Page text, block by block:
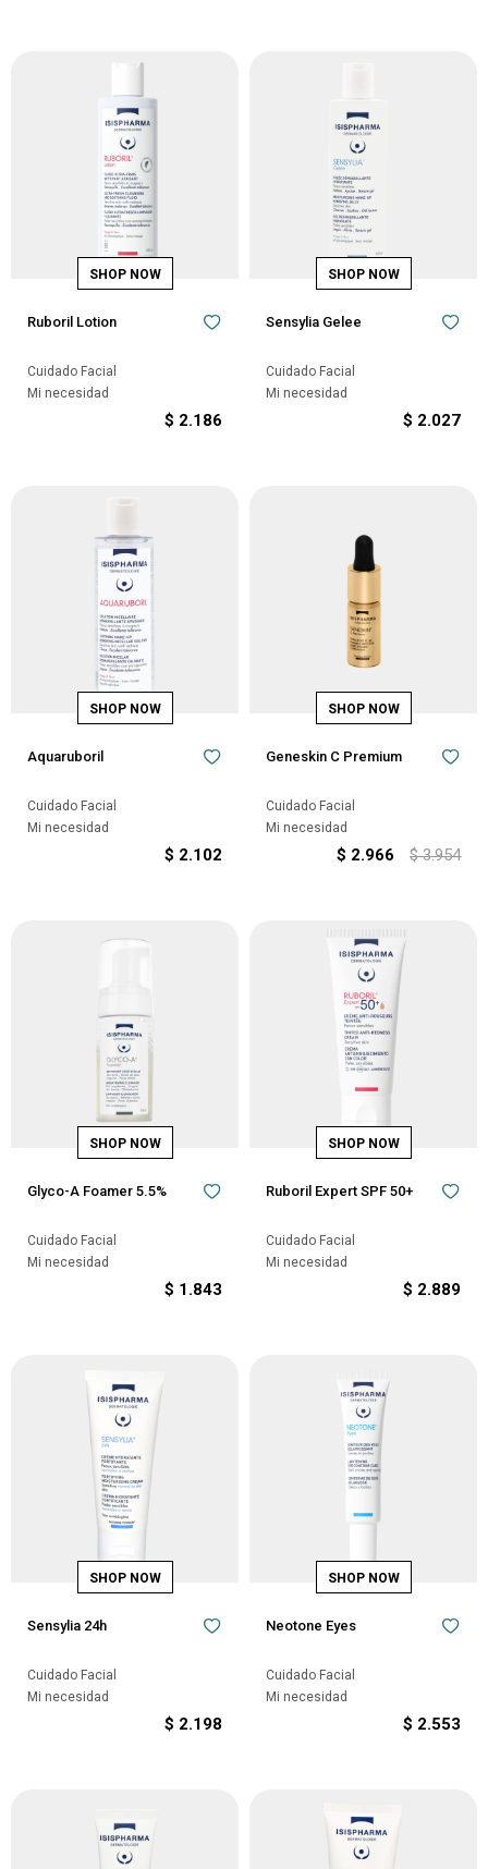
Ruboril Lotion
Cuidado Facial
Mi necesidad
$ 2.186
Sensylia Gelee
Cuidado Facial
Mi necesidad
$ 2.027
Aquaruboril
Cuidado Facial
Mi necesidad
$ 2.102
Geneskin C Premium
Cuidado Facial
Mi necesidad
$ 2.966 $ 3.954
Glyco-A Foamer 5.5%
Cuidado Facial
Mi necesidad
$ 1.843
Ruboril Expert SPF 50+
Cuidado Facial
Mi necesidad
$ 2.889
Sensylia 24h
Cuidado Facial
Mi necesidad
$ 2.198
Neotone Eyes
Cuidado Facial
Mi necesidad
$ 2.553